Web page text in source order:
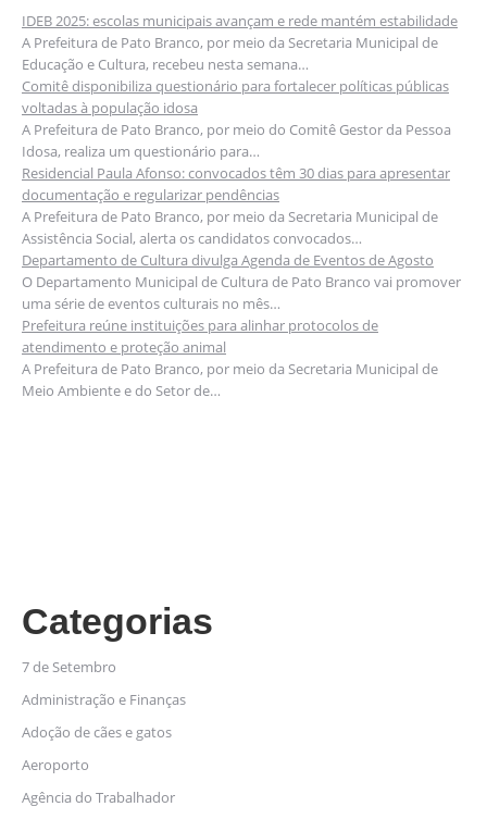
IDEB 2025: escolas municipais avançam e rede mantém estabilidade
A Prefeitura de Pato Branco, por meio da Secretaria Municipal de
Educação e Cultura, recebeu nesta semana…
Comitê disponibiliza questionário para fortalecer políticas públicas
voltadas à população idosa
A Prefeitura de Pato Branco, por meio do Comitê Gestor da Pessoa
Idosa, realiza um questionário para…
Residencial Paula Afonso: convocados têm 30 dias para apresentar
documentação e regularizar pendências
A Prefeitura de Pato Branco, por meio da Secretaria Municipal de
Assistência Social, alerta os candidatos convocados…
Departamento de Cultura divulga Agenda de Eventos de Agosto
O Departamento Municipal de Cultura de Pato Branco vai promover
uma série de eventos culturais no mês…
Prefeitura reúne instituições para alinhar protocolos de
atendimento e proteção animal
A Prefeitura de Pato Branco, por meio da Secretaria Municipal de
Meio Ambiente e do Setor de…
Categorias
7 de Setembro
Administração e Finanças
Adoção de cães e gatos
Aeroporto
Agência do Trabalhador